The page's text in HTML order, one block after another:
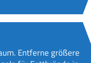
Entferne größere